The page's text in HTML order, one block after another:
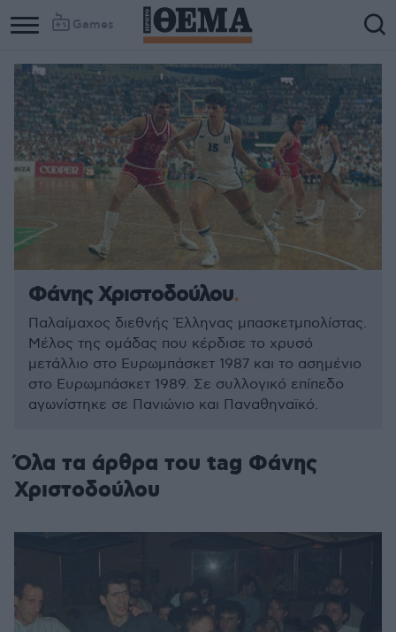
Games
Φάνης Χριστοδούλου
Παλαίμαχος διεθνής Έλληνας μπασκετμπολίστας.
Μέλος της ομάδας που κέρδισε το χρυσό
μετάλλιο στο Ευρωμπάσκετ 1987 και το ασημένιο
στο Ευρωμπάσκετ 1989. Σε συλλογικό επίπεδο
αγωνίστηκε σε Πανιώνιο και Παναθηναϊκό.
Όλα τα άρθρα του tag Φάνης
Χριστοδούλου